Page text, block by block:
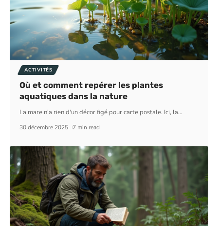
ACTIVITÉS
Où et comment repérer les plantes
aquatiques dans la nature
La mare n'a rien d'un décor figé pour carte postale. Ici, la…
30 décembre 2025 7 min read